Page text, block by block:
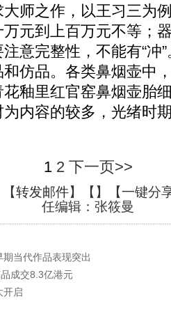
师之作，以王习三为
元到上百万元不等；
意完整性，不能有“冲
仿品。各类鼻烟壶中
釉里红官窑鼻烟壶胎
内容的较多，光绪时
1 2 下一页>>
转发邮件】【 】
【一键分
任编辑：张筱曼
期当代作品表现突出
成交8.3亿港元
开启